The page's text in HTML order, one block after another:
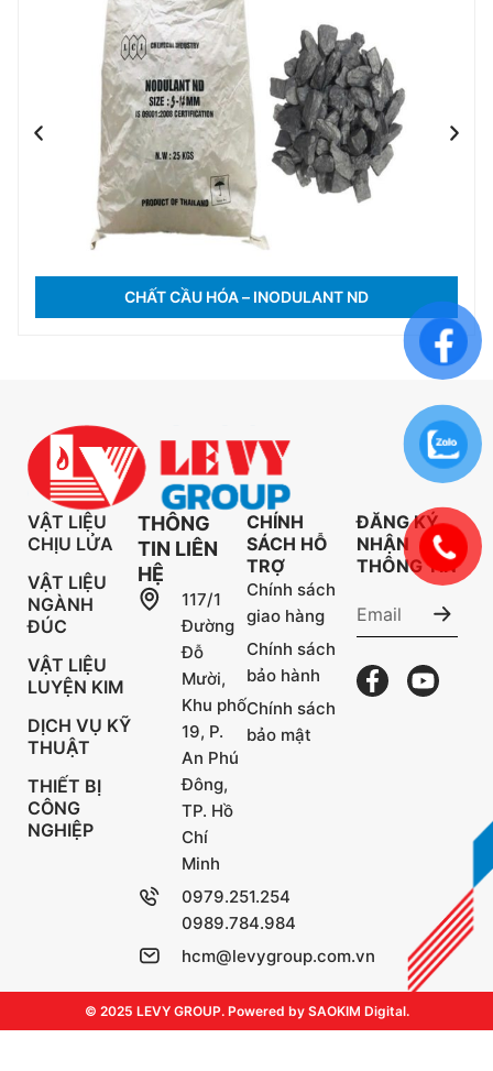
CHẤT CẦU HÓA – INODULANT ND
VẬT LIỆU
CHỊU LỬA
VẬT LIỆU
NGÀNH
ĐÚC
VẬT LIỆU
LUYỆN KIM
DỊCH VỤ KỸ
THUẬT
THIẾT BỊ
CÔNG
NGHIỆP
THÔNG
TIN LIÊN
HỆ
117/1
Đường
Đỗ
Mười,
Khu phố
19, P.
An Phú
Đông,
TP. Hồ
Chí
Minh
0979.251.254
0989.784.984
hcm@levygroup.com.vn
CHÍNH
SÁCH HỖ
TRỢ
Chính sách
giao hàng
Chính sách
bảo hành
Chính sách
bảo mật
ĐĂNG KÝ
NHẬN
THÔNG TIN
© 2025 LEVY GROUP. Powered by SAOKIM Digital.